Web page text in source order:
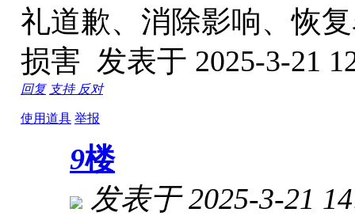
礼道歉、消除影响、恢
损害 发表于 2025-3-21
回复 支持 反对
使用道具 举报
9楼
发表于 2025-3-21